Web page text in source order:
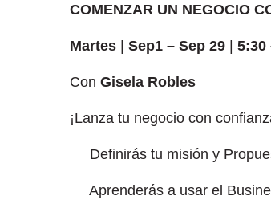
COMENZAR UN NEGOCIO
Martes Sep1 – Sep 29 5:30
Con Gisela Robles
¡Lanza tu negocio con
Definirás tu misión y
Aprenderás a usar el